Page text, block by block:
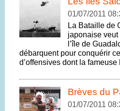
01/07/2011
La Bataille de
japonaise
l’île de
débarquent pour conquérir
d’offensives dont la
Brèves du
01/07/2011